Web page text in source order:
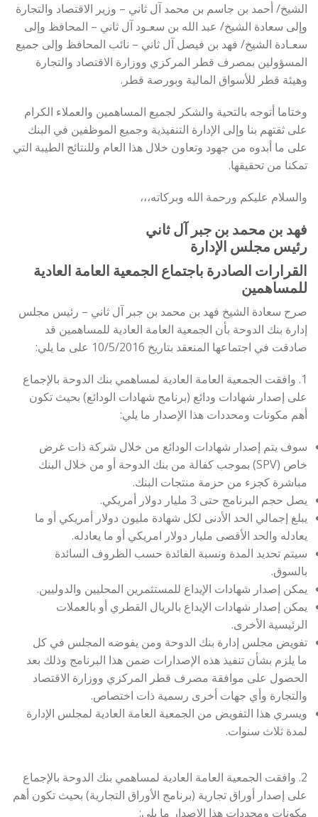
الشيخ/ أحمد بن جاسم بن محمد آل ثاني – وزير الاقتصاد والتجارة
وإلى سعادة الشيخ/ عبد الله بن سعـود آل ثاني – المحافظ وإلى
سعـادة الشيخ/ فهد بن فيصل آل ثاني – نائب المحافظ وإلى جميع
المسؤولين بمصرف قطر المركزي ووزارة الاقتصاد والتجارة
وهيئة قطر للأسواق المالية وبورصة قطر.
وختاما أتوجه بالتحية والشكر لجميع المساهمين والعملاء الكرام
على ثقتهم بنا وإلى الإدارة التنفيذية وجميع الموظفين في البنك
على ما أبدوه من جهود وتعاون خلال هذا العام وللنتائج الطيبة التي
تمكنا من تحقيقها.
والسلام عليكم ورحمة الله وبركاته،،،
فهد بن محمد بن جبر آل ثاني
رئيس مجلس الإدارة
القرارات الصادرة باجتماع الجمعية العامة العادية
للمساهمين
صرح سعادة الشيخ فهد بن محمد بن جبر آل ثاني – رئيس مجلس
إدارة بنك الدوحة بأن الجمعية العامة العادية للمساهمين قد
صادقت في اجتماعها المنعقد بتاريخ 10/5/2016 على ما يلي:
1. وافقت الجمعية العامة العادية لمساهمي بنك الدوحة بالإجماع
على إصدار شهادات ودائع (برنامج شهادات الودائع) بحيث تكون
أهم مكونات ومحددات هذا الإصدار ما يلي:
سوف يتم إصدار شهادات الودائع من خلال شركة ذات غرض
خاص (SPV) بموجب كفالة من بنك الدوحة أو من خلال البنك
مباشرة كجزء من حزمة منتجات البنك.
يصل حجم البرنامج حتى 3 مليار دولار أمريكي.
يبلغ إجمالي الحد الأدنى لكل شهادة مليون دولار أمريكي أو ما
يعادله والحد الأقصى مليار دولار امريكي أو ما يعادله.
سيتم تحديد المدة ونسبة الفائدة حسب الظروف السائدة
بالسوق.
يمكن إصدار شهادات الإيداع للمستثمرين المحليين والدوليين.
يمكن إصدار شهادات الإيداع بالريال القطري أو بالعملات
الرئيسية الأخرى.
تفويض مجلس إدارة بنك الدوحة ومن يفوضه المجلس في كل
ما يلزم بشأن تنفيذ هذه الإصدارات ضمن هذا البرنامج وذلك بعد
الحصول على موافقة مصرف قطر المركزي ووزارة الاقتصاد
والتجارة وأي جهات أخرى رسمية ذات اختصاص.
ويسري هذا التفويض من الجمعية العامة العادية لمجلس الإدارة
لمدة ثلاث سنوات.
2. وافقت الجمعية العامة العادية لمساهمي بنك الدوحة بالإجماع
على إصدار أوراق تجارية (برنامج الأوراق التجارية) بحيث تكون أهم
مكونات ومحددات هذا الإصدار ما يلي: